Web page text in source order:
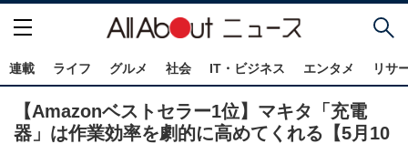
連載 ライフ グルメ 社会 IT・ビジネス エンタメ リサ
【Amazonベストセラー1位】マキタ「充電
器」は作業効率を劇的に高めてくれる【5月10